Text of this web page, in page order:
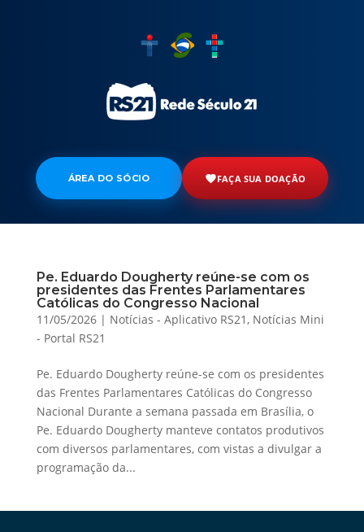
ÁREA DO SÓCIO FAÇA SUA DOAÇÃO
Pe. Eduardo Dougherty reúne-se com os
presidentes das Frentes Parlamentares
Católicas do Congresso Nacional
11/05/2026| Notícias - Aplicativo RS21, Notícias Mini
- Portal RS21
Pe. Eduardo Dougherty reúne-se com os presidentes
das Frentes Parlamentares Católicas do Congresso
Nacional Durante a semana passada em Brasília, o
Pe. Eduardo Dougherty manteve contatos produtivos
com diversos parlamentares, com vistas a divulgar a
programação da...